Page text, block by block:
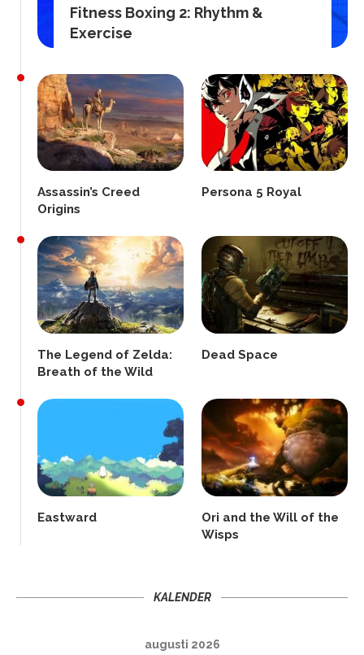
Fitness Boxing 2: Rhythm &
Exercise
Assassin’s Creed
Origins
Persona 5 Royal
The Legend of Zelda:
Breath of the Wild
Dead Space
Eastward
Ori and the Will of the
Wisps
KALENDER
augusti 2026